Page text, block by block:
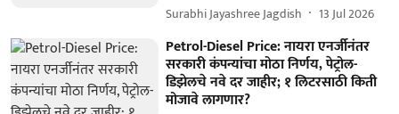
Surabhi Jayashree Jagdish 13 Jul 2026
Petrol-Diesel Price: नायरा एनर्जीनंतर
सरकारी कंपन्यांचा मोठा निर्णय, पेट्रोल-
डिझेलचे नवे दर जाहीर; १ लिटरसाठी किती
मोजावे लागणार?